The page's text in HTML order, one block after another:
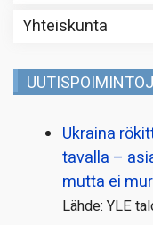
Yhteiskunta
Ukraina
tavalla –
mutta ei
Lähde: YLE